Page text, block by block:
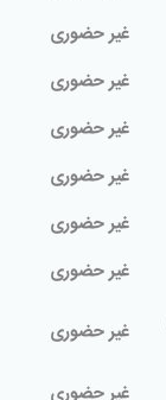
غیر حضوری
غیر حضوری
غیر حضوری
غیر حضوری
غیر حضوری
غیر حضوری
غیر حضوری
غیر حضوری